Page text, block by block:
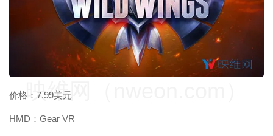
价格：7.99美元
HMD：Gear VR
映维网（nweon.com）